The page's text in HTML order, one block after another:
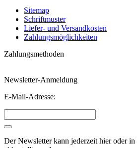
Sitemap
Schriftmuster
Liefer- und Versandkosten
Zahlungsmöglichkeiten
Zahlungsmethoden
Newsletter-Anmeldung
E-Mail-Adresse:
Der Newsletter kann jederzeit hier oder